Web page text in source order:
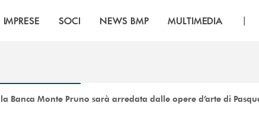
IMPRESE SOCI NEWS BMP MULTIMEDIA |
Banca Monte Pruno sarà arredata dalle opere d’arte di